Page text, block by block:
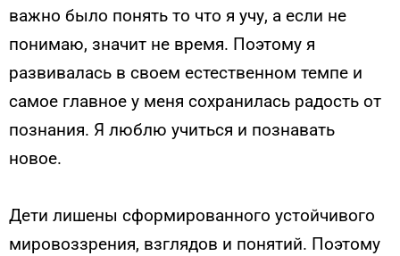
важно было понять то что я учу, а если не
понимаю, значит не время. Поэтому я
развивалась в своем естественном темпе и
самое главное у меня сохранилась радость от
познания. Я люблю учиться и познавать
новое.
Дети лишены сформированного устойчивого
мировоззрения, взглядов и понятий. Поэтому